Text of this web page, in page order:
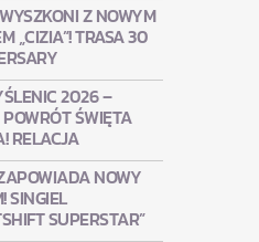
Z NOWYM
„CIZIA”! TRASA 30
2026 –
ŚWIĘTA
RELACJA
NOWY
SINGIEL
SUPERSTAR”